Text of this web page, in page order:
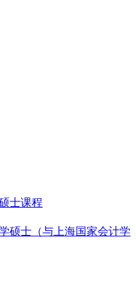
士课程
硕士（与上海国家会计学